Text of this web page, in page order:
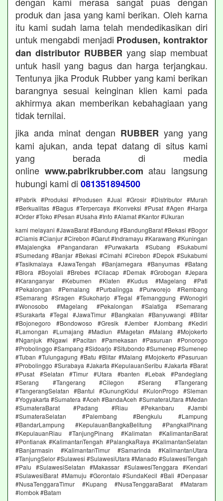
produk dan jasa yang kami berikan. Oleh karna
itu kami sudah lama telah mendedikasikan diri
untuk mengabdi menjadi Produsen, kontraktor
dan distributor RUBBER yang siap membuat
untuk hasil yang bagus dan harga terjangkau.
Tentunya jika Produk Rubber yang kami berikan
barangnya sesuai keinginan klien kami pada
akhirmya akan memberikan kebahagiaan yang
tidak ternilai.
jika anda minat dengan RUBBER yang yang
kami ajukan, anda tepat datang di situs kami
yang berada di media
online www.pabrikrubber.com atau langsung
hubungi kami di 081351894500
#Pabrik #Produksi #Produsen #Jual #Grosir #Distributor #Murah
#Berkualitas #Bagus #Terpercaya #Konveksi #Pusat #Agen #Harga
#Order #Toko #Pesan #Usaha #Info #Alamat #Kantor #Ukuran
kami melayani #JawaBarat #Bandung #BandungBarat #Bekasi #Bogor
#Ciamis #Cianjur #Cirebon #Garut #Indramayu #Karawang #Kuningan
#Majalengka #Pangandaran #Purwakarta #Subang #Sukabumi
#Sumedang #Banjar #Bekasi #Cimahi #Cirebon #Depok #Sukabumi
#Tasikmalaya #JawaTengah #Banjarnegara #Banyumas #Batang
#Blora #Boyolali #Brebes #Cilacap #Demak #Grobogan #Jepara
#Karanganyar #Kebumen #Klaten #Kudus #Magelang #Pati
#Pekalongan #Pemalang #Purbalingga #Purworejo #Rembang
#Semarang #Sragen #Sukoharjo #Tegal #Temanggung #Wonogiri
#Wonosobo #Magelang #Pekalongan #Salatiga #Semarang
#Surakarta #Tegal #JawaTimur #Bangkalan #Banyuwangi #Blitar
#Bojonegoro #Bondowoso #Gresik #Jember #Jombang #Kediri
#Lamongan #Lumajang #Madiun #Magetan #Malang #Mojokerto
#Nganjuk #Ngawi #Pacitan #Pamekasan #Pasuruan #Ponorogo
#Probolinggo #Sampang #Sidoarjo #Situbondo #Sumenep #Sumenep
#Tuban #Tulungagung #Batu #Blitar #Malang #Mojokerto #Pasuruan
#Probolinggo #Surabaya #Jakarta #KepulauanSeribu #Jakarta #Barat
#Pusat #Selatan #Timur #Utara #banten #Lebak #Pandeglang
#Serang #Tangerang #Cilegon #Serang #Tangerang
#TangerangSelatan #Bantul #GunungKidul #KulonProgo #Sleman
#Yogyakarta #Sumatera #Aceh #BandaAceh #SumateraUtara #Medan
#SumateraBarat #Padang #Riau #Pekanbaru #Jambi
#SumateraSelatan #Palembang #Bengkulu #Lampung
#BandarLampung #KepulauanBangkaBelitung #PangkalPinang
#KepulauanRiau #TanjungPinang #Kalimatan #KalimantanBarat
#Pontianak #KalimantanTengah #PalangkaRaya #KalimantanSelatan
#Banjarmasin #KalimantanTimur #Samarinda #KalimantanUtara
#TanjungSelor #Sulawesi #SulawesiUtara #Manado #SulawesiTengah
#Palu #SulawesiSelatan #Makassar #SulawesiTenggara #Kendari
#SulawesiBarat #Mamuju #Gorontalo #SundaKecil #Bali #Denpasar
#NusaTenggaraTimur #Kupang #NusaTenggaraBarat #Mataram
#lombok #Batam